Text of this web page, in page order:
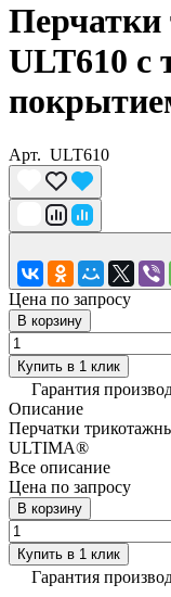
ULT610
Арт. ULT610
Цена по запросу
В корзину
Купить в 1 клик
Гарантия
Описание
Перчатки
ULTIMA®
Все описание
Цена по запросу
В корзину
Купить в 1 клик
Гарантия